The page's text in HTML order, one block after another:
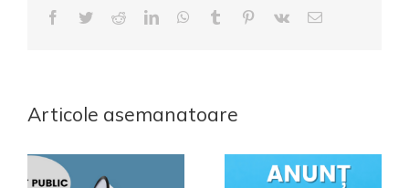
Facebook
TwitterRedditLinkedInWhatsApp
Tumblr Pinterest
Vk
E-
Articole asemanatoare